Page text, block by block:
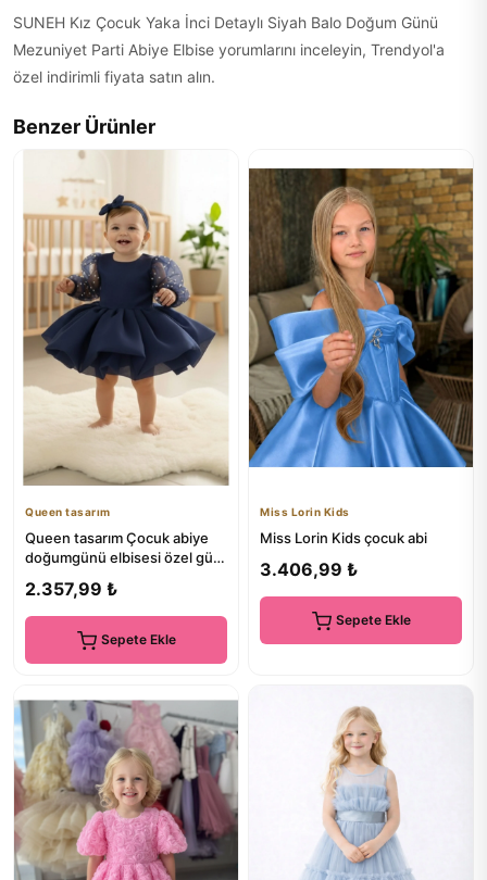
SUNEH Kız Çocuk Yaka İnci Detaylı Siyah Balo Doğum Günü
Mezuniyet Parti Abiye Elbise yorumlarını inceleyin, Trendyol'a
özel indirimli fiyata satın alın.
Benzer Ürünler
Queen tasarım
Queen tasarım Çocuk abiye
doğumgünü elbisesi özel gün
2.357,99 ₺
Sepete Ekle
Miss Lorin Kids
Miss Lorin Kids çocuk abi
3.406,99 ₺
Sepete Ekle